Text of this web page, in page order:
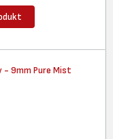
- 9mm Pure Mist